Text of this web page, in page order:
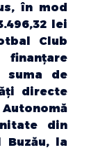
în mod
lei
Club
suma de
directe
din
Buzău, la